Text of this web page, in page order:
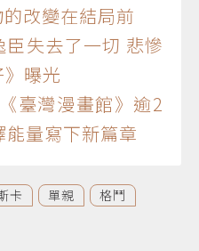
改變在結局前
失去了一切 悲慘
曝光
臺灣漫畫館》逾2
量寫下新篇章
卡 單親
格鬥